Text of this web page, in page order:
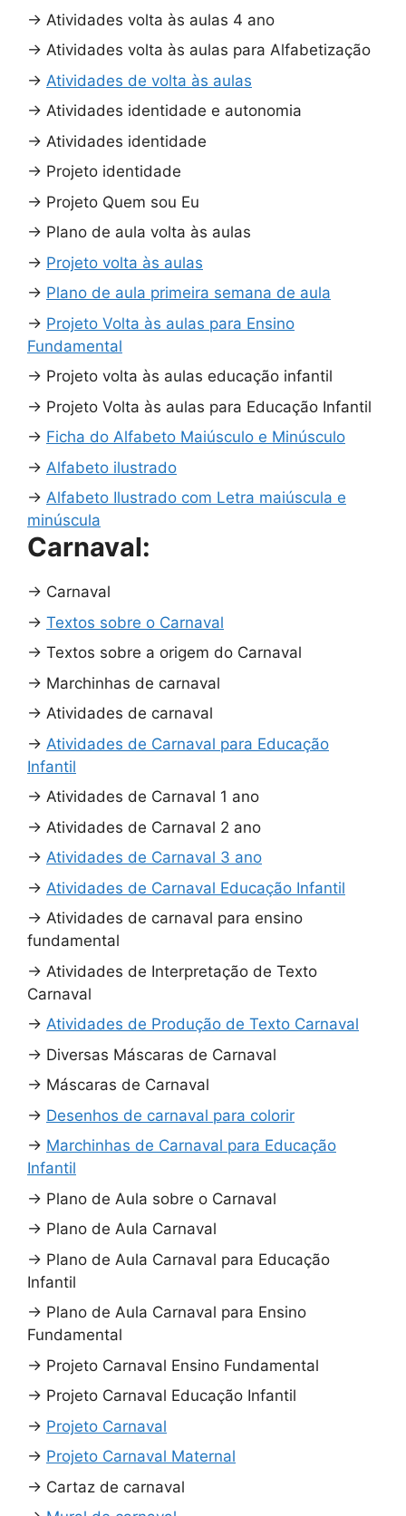
→ Atividades volta às aulas 4 ano
→ Atividades volta às aulas para Alfabetização
→ Atividades de volta às aulas
→ Atividades identidade e autonomia
→ Atividades identidade
→ Projeto identidade
→ Projeto Quem sou Eu
→ Plano de aula volta às aulas
→ Projeto volta às aulas
→ Plano de aula primeira semana de aula
→ Projeto Volta às aulas para Ensino
Fundamental
→ Projeto volta às aulas educação infantil
→ Projeto Volta às aulas para Educação Infantil
→ Ficha do Alfabeto Maiúsculo e Minúsculo
→ Alfabeto ilustrado
→ Alfabeto Ilustrado com Letra maiúscula e
minúscula
Carnaval:
→ Carnaval
→ Textos sobre o Carnaval
→ Textos sobre a origem do Carnaval
→ Marchinhas de carnaval
→ Atividades de carnaval
→ Atividades de Carnaval para Educação
Infantil
→ Atividades de Carnaval 1 ano
→ Atividades de Carnaval 2 ano
→ Atividades de Carnaval 3 ano
→ Atividades de Carnaval Educação Infantil
→ Atividades de carnaval para ensino
fundamental
→ Atividades de Interpretação de Texto
Carnaval
→ Atividades de Produção de Texto Carnaval
→ Diversas Máscaras de Carnaval
→ Máscaras de Carnaval
→ Desenhos de carnaval para colorir
→ Marchinhas de Carnaval para Educação
Infantil
→ Plano de Aula sobre o Carnaval
→ Plano de Aula Carnaval
→ Plano de Aula Carnaval para Educação
Infantil
→ Plano de Aula Carnaval para Ensino
Fundamental
→ Projeto Carnaval Ensino Fundamental
→ Projeto Carnaval Educação Infantil
→ Projeto Carnaval
→ Projeto Carnaval Maternal
→ Cartaz de carnaval